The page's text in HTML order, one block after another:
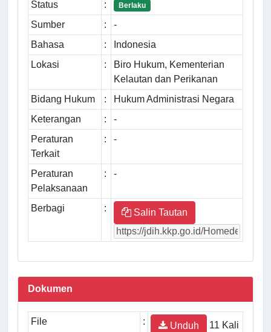
Status : Berlaku
Sumber :
-
Bahasa
:
Indonesia
Lokasi
:
Biro Hukum, Kementerian
Kelautan dan Perikanan
Bidang Hukum
:
Hukum Administrasi Negara
Keterangan
:
-
Peraturan
Terkait
: -
Peraturan
Pelaksanaan
: -
Berbagi : Salin Tautan
Dokumen
File : Unduh
11 Kali